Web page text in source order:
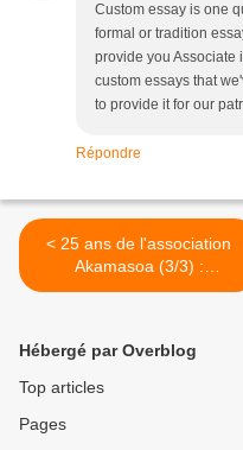
Custom essay is one
formal or tradition
provide you Associate
custom essays that
to provide it for our
Répondre
< 25 ans de l'association
Akamasoa (3/3) :
l'hommage à un
Hébergé par Overblog
Top articles
Pages